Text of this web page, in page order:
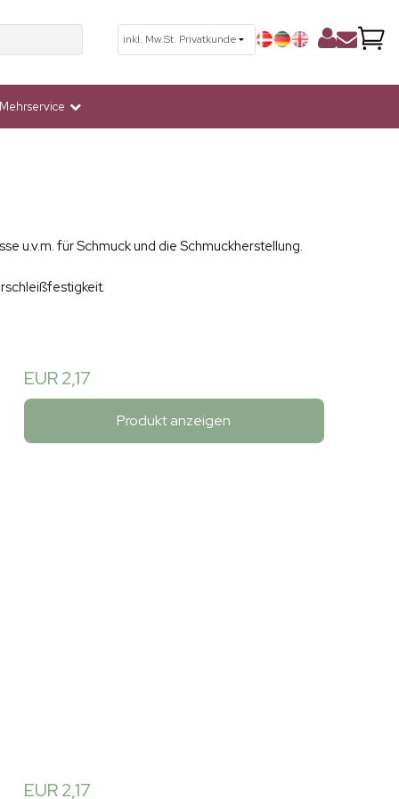
Mehrservice
u.v.m. für Schmuck und die Schmuckherstellung.
EUR 2,17
Produkt anzeigen
EUR 2,17